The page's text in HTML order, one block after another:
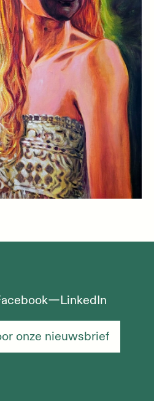
LinkedIn
onze nieuwsbrief